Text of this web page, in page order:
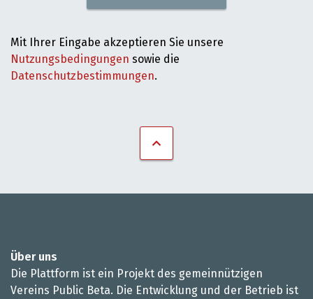
Mit Ihrer Eingabe akzeptieren Sie unsere
Nutzungsbedingungen sowie die
Datenschutzbestimmungen.
Über uns
Die Plattform ist ein Projekt des gemeinnützigen
Vereins Public Beta. Die Entwicklung und der Betrieb ist